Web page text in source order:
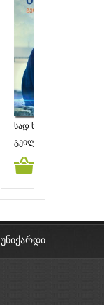
სად წავიდა
გეილ ფორმანი
კალათაში
უნიქარდი